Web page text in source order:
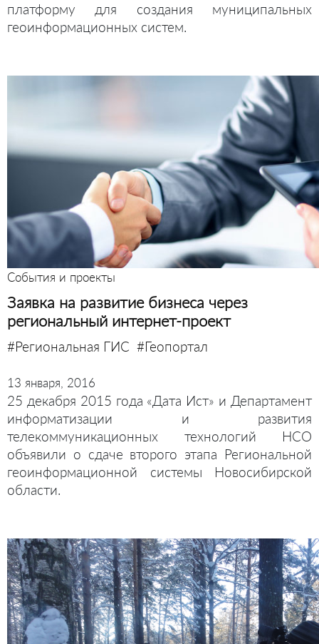
платформу для создания муниципальных
геоинформационных систем.
События и проекты
Заявка на развитие бизнеса через
региональный интернет-проект
#Региональная ГИС #Геопортал
13 января, 2016
25 декабря 2015 года «Дата Ист» и Департамент
информатизации и развития
телекоммуникационных технологий НСО
объявили о сдаче второго этапа Региональной
геоинформационной системы Новосибирской
области.